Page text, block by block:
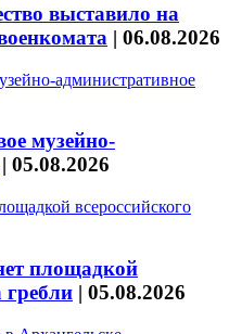
выставило на
| 06.08.2026
музейно-
| 05.08.2026
площадкой
гребли | 05.08.2026